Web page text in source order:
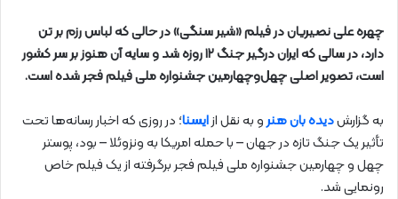
چهره علی نصیریان در فیلم «شیر سنگی» در حالی که لباس رزم بر تن
دارد، در سالی که ایران درگیر جنگ ۱۲ روزه شد و سایه آن هنوز بر سر کشور
است، تصویر اصلی چهل‌وچهارمین جشنواره ملی فیلم فجر شده است.
به گزارشدیده بان هنرو به نقل ازایسنا؛ در روزی که اخبار رسانه‌ها تحت
تأثیر یک جنگ تازه در جهان – با حمله امریکا به ونزوئلا – بود، پوستر
چهل‌ و چهارمین جشنواره ملی فیلم فجر برگرفته از یک فیلم خاص
رونمایی شد.